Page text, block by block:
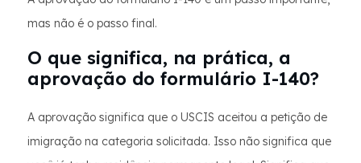
mas não é o passo final.
O que significa, na prática, a
aprovação do formulário I-140?
A aprovação significa que o USCIS aceitou a petição de
imigração na categoria solicitada. Isso não significa que